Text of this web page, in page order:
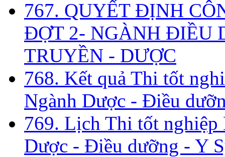
767. QUYẾT ĐỊNH
ĐỢT 2- NGÀNH ĐIỀU
TRUYỀN - DƯỢC
768. Kết quả Thi tốt
Ngành Dược - Điều
769. Lịch Thi tốt
Dược - Điều dưỡng - Y